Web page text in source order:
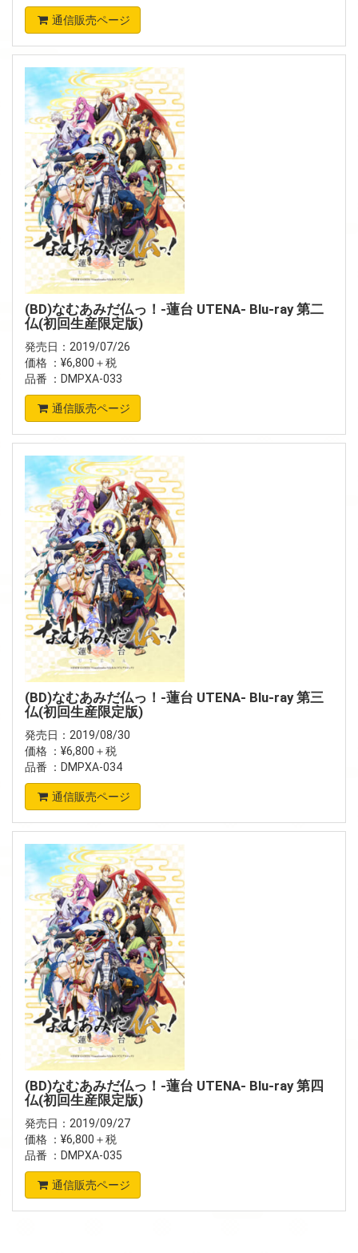
通信販売ページ
(BD)なむあみだ仏っ！-蓮台 UTENA- Blu-ray 第二
仏(初回生産限定版)
発売日：2019/07/26
価格 ：¥6,800＋税
品番 ：DMPXA-033
通信販売ページ
(BD)なむあみだ仏っ！-蓮台 UTENA- Blu-ray 第三
仏(初回生産限定版)
発売日：2019/08/30
価格 ：¥6,800＋税
品番 ：DMPXA-034
通信販売ページ
(BD)なむあみだ仏っ！-蓮台 UTENA- Blu-ray 第四
仏(初回生産限定版)
発売日：2019/09/27
価格 ：¥6,800＋税
品番 ：DMPXA-035
通信販売ページ